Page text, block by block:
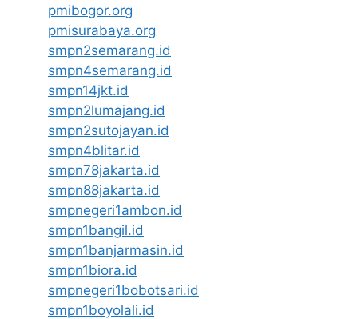
pmibogor.org
pmisurabaya.org
smpn2semarang.id
smpn4semarang.id
smpn14jkt.id
smpn2lumajang.id
smpn2sutojayan.id
smpn4blitar.id
smpn78jakarta.id
smpn88jakarta.id
smpnegeri1ambon.id
smpn1bangil.id
smpn1banjarmasin.id
smpn1biora.id
smpnegeri1bobotsari.id
smpn1boyolali.id